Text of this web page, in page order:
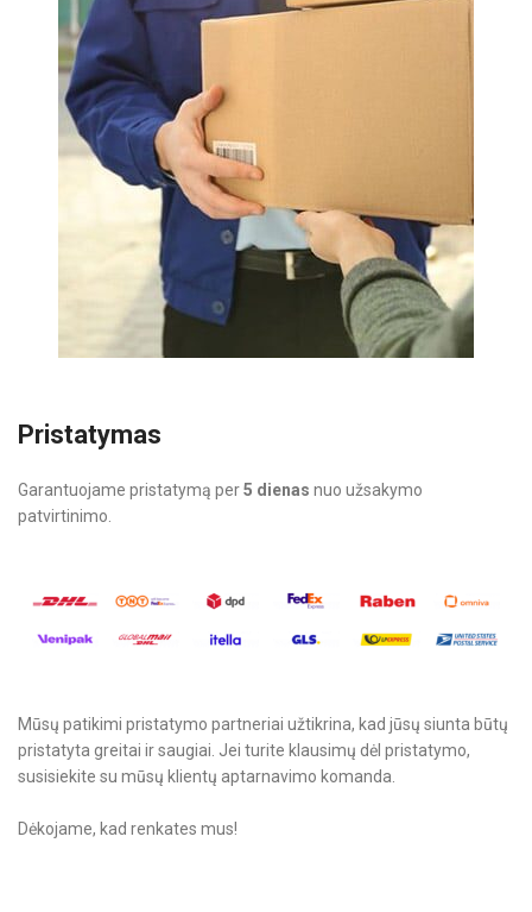
Pristatymas
Garantuojame pristatymą per5 dienas nuo užsakymo
patvirtinimo.
Mūsų patikimi pristatymo partneriai užtikrina, kad jūsų siunta būtų
pristatyta greitai ir saugiai. Jei turite klausimų dėl pristatymo,
susisiekite su mūsų klientų aptarnavimo komanda.
Dėkojame, kad renkates mus!